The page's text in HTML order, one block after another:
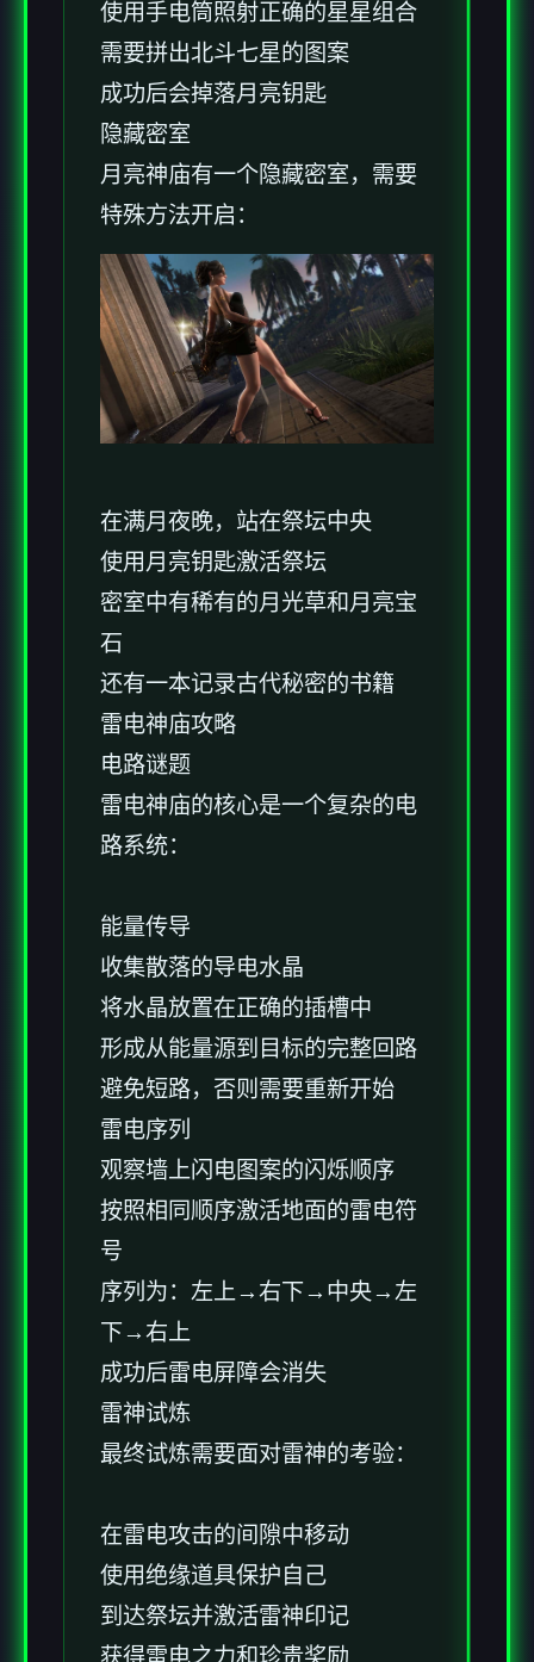
使用手电筒照射正确的星星组合
需要拼出北斗七星的图案
成功后会掉落月亮钥匙
隐藏密室
月亮神庙有一个隐藏密室，需要
特殊方法开启：
在满月夜晚，站在祭坛中央
使用月亮钥匙激活祭坛
密室中有稀有的月光草和月亮宝
石
还有一本记录古代秘密的书籍
雷电神庙攻略
电路谜题
雷电神庙的核心是一个复杂的电
路系统：
能量传导
收集散落的导电水晶
将水晶放置在正确的插槽中
形成从能量源到目标的完整回路
避免短路，否则需要重新开始
雷电序列
观察墙上闪电图案的闪烁顺序
按照相同顺序激活地面的雷电符
号
序列为：左上→右下→中央→左
下→右上
成功后雷电屏障会消失
雷神试炼
最终试炼需要面对雷神的考验：
在雷电攻击的间隙中移动
使用绝缘道具保护自己
到达祭坛并激活雷神印记
获得雷电之力和珍贵奖励